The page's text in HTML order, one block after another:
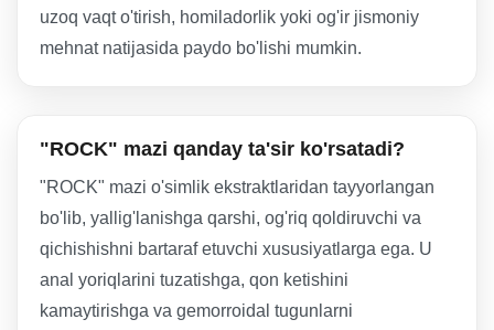
uzoq vaqt o'tirish, homiladorlik yoki og'ir jismoniy
mehnat natijasida paydo bo'lishi mumkin.
"ROCK" mazi qanday ta'sir ko'rsatadi?
"ROCK" mazi o'simlik ekstraktlaridan tayyorlangan
bo'lib, yallig'lanishga qarshi, og'riq qoldiruvchi va
qichishishni bartaraf etuvchi xususiyatlarga ega. U
anal yoriqlarini tuzatishga, qon ketishini
kamaytirishga va gemorroidal tugunlarni